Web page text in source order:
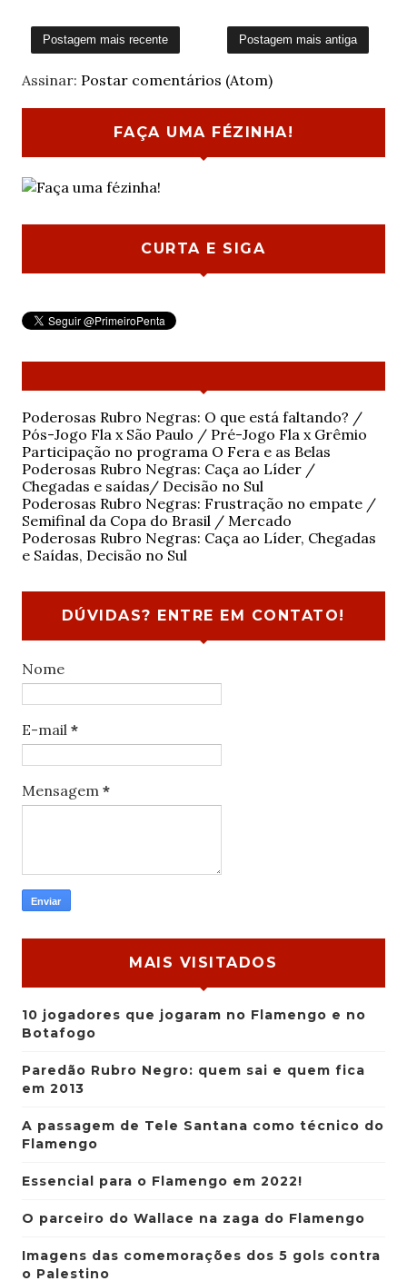
Postagem mais recente Postagem mais antiga
Assinar: Postar comentários (Atom)
FAÇA UMA FÉZINHA!
CURTA E SIGA
Poderosas Rubro Negras: O que está faltando? /
Pós-Jogo Fla x São Paulo / Pré-Jogo Fla x Grêmio
Participação no programa O Fera e as Belas
Poderosas Rubro Negras: Caça ao Líder /
Chegadas e saídas/ Decisão no Sul
Poderosas Rubro Negras: Frustração no empate /
Semifinal da Copa do Brasil / Mercado
Poderosas Rubro Negras: Caça ao Líder, Chegadas
e Saídas, Decisão no Sul
DÚVIDAS? ENTRE EM CONTATO!
Nome
E-mail *
Mensagem *
MAIS VISITADOS
10 jogadores que jogaram no Flamengo e no
Botafogo
Paredão Rubro Negro: quem sai e quem fica
em 2013
A passagem de Tele Santana como técnico do
Flamengo
Essencial para o Flamengo em 2022!
O parceiro do Wallace na zaga do Flamengo
Imagens das comemorações dos 5 gols contra
o Palestino